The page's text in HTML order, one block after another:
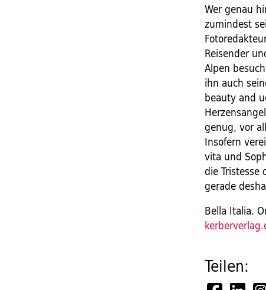
Wer genau
zumindest
Reisender
Alpen
ihn auch
beauty and
genug, vor
Insofern
vita und
die
gerade
Bella Italia.
Teilen: